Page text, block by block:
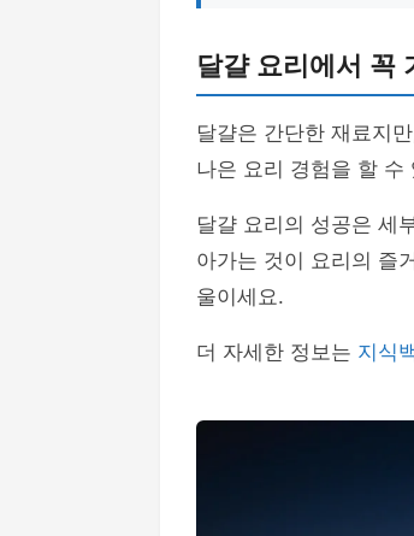
달걀 요리에서 꼭
달걀은 간단한 재료지
나은 요리 경험을 할 수
달걀 요리의 성공은 세
아가는 것이 요리의 즐
울이세요.
더 자세한 정보는 지식